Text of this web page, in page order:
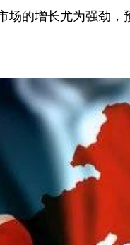
的增长尤为强劲